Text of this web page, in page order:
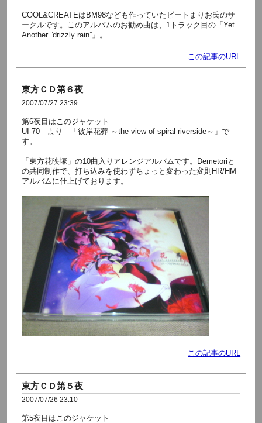
COOL&CREATEはBM98なども作っていたビートまりお氏のサ
ークルです。このアルバムのお勧め曲は、1トラック目の「Yet
Another ”drizzly rain”」。
この記事のURL
東方ＣＤ第６夜
2007/07/27 23:39
第6夜目はこのジャケット
UI-70 より 「彼岸花葬 ～the view of spiral riverside～」で
す。
「東方花映塚」の10曲入りアレンジアルバムです。Demetoriと
の共同制作で、打ち込みを使わずちょっと変わった変則HR/HM
アルバムに仕上げております。
この記事のURL
東方ＣＤ第５夜
2007/07/26 23:10
第5夜目はこのジャケット